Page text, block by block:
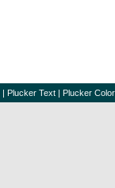
| Plucker Text | Plucker Color